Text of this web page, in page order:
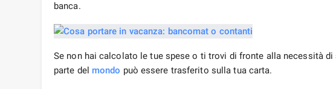
banca.
Se non hai calcolato le tue spese o ti trovi di fronte alla necessità
parte del mondo può essere trasferito sulla tua carta.